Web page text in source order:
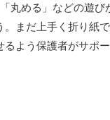
丸める」などの遊び
まだ上手く折り紙
よう保護者がサポ